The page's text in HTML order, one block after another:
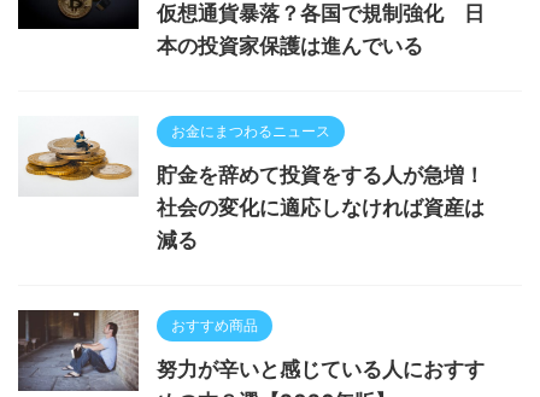
仮想通貨暴落？各国で規制強化 日
本の投資家保護は進んでいる
お金にまつわるニュース
貯金を辞めて投資をする人が急増！
社会の変化に適応しなければ資産は
減る
おすすめ商品
努力が辛いと感じている人におすす